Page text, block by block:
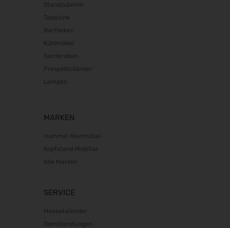
Standzubehör
Teppiche
Bartheken
Kühlmöbel
Garderoben
Prospektständer
Lampen
MARKEN
Hummel Mietmöbel
Kopfstand Mobiliar
Alle Marken
SERVICE
Messekalender
Dienstleistungen